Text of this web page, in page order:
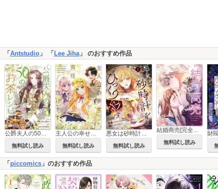
「 Antstudio 」 「 Lee Jiha」 のおすすめ作品
公爵夫人の50のお茶レシピ【タテヨミ】
無料試し読み
主人公の幸せ、私が責任を取ります【タテヨミ】
無料試し読み
悪女は砂時計をひっくり返す
無料試し読み
結婚商売[完全版]【分冊版】
無料試し読み
「 piccomics 」のおすすめ作品